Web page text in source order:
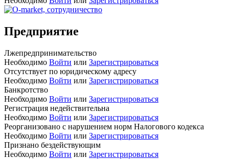
Предприятие
Лжепредпринимательство
Необходимо Войти или Зарегистрироваться
Отсутствует по юридическому адресу
Необходимо Войти или Зарегистрироваться
Банкротство
Необходимо Войти или Зарегистрироваться
Регистрация недействительна
Необходимо Войти или Зарегистрироваться
Реорганизовано с нарушением норм Налогового кодекса
Необходимо Войти или Зарегистрироваться
Признано бездействующим
Необходимо Войти или Зарегистрироваться